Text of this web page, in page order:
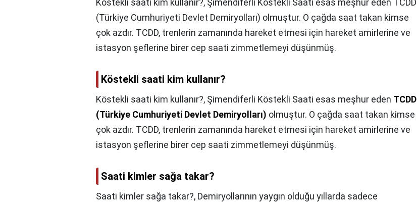
Köstekli saati kim kullanır?, Şimendiferli Köstekli Saati esas meşhur eden TCDD
(Türkiye Cumhuriyeti Devlet Demiryolları) olmuştur. O çağda saat takan kimse
çok azdır. TCDD, trenlerin zamanında hareket etmesi için hareket amirlerine ve
istasyon şeflerine birer cep saati zimmetlemeyi düşünmüş.
Köstekli saati kim kullanır?
Köstekli saati kim kullanır?, Şimendiferli Köstekli Saati esas meşhur eden TCDD
(Türkiye Cumhuriyeti Devlet Demiryolları) olmuştur. O çağda saat takan kimse
çok azdır. TCDD, trenlerin zamanında hareket etmesi için hareket amirlerine ve
istasyon şeflerine birer cep saati zimmetlemeyi düşünmüş.
Saati kimler sağa takar?
Saati kimler sağa takar?, Demiryollarının yaygın olduğu yıllarda sadece